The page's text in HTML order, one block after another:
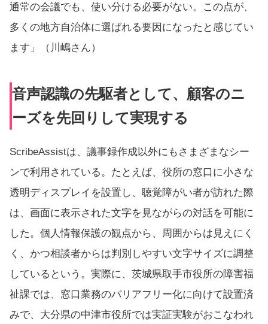
通常の会議でも、使い分ける必要がない。この点が、
多くの地方自治体に選ばれる要因になったと感じてい
ます」（川嶋さん）
音声認識の先駆者として、顧客のニ
ーズを先回りして実現する
ScribeAssistは、議事録作成以外にもさまざまなシー
ンで利用されている。たとえば、役所の窓口に小さな
透明ディスプレイを設置し、聴覚障がい者が訪れた際
は、画面に表示された文字を見ながらの対話を可能に
した。個人情報保護の観点から、周囲からは見えにく
く、かつ相談者からは判別しやすい文字サイズに調整
しているという。実際に、茨城県取手市役所の障害福
祉課では、窓口業務のバリアフリー化に向けて設置済
みで、大分県の中津市役所では実証実験がおこなわれ